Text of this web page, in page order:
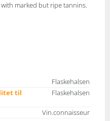
marked but ripe tannins.
Flaskehalsen
til
Flaskehalsen
Vin.connaisseur